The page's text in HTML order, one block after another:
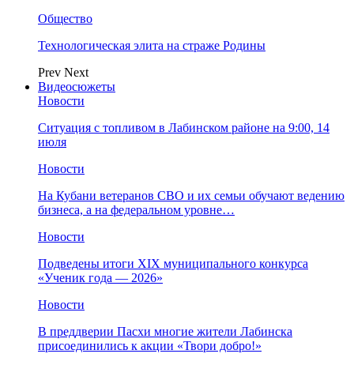
Общество
Технологическая элита на страже Родины
Prev Next
Видеосюжеты
Новости
Ситуация с топливом в Лабинском районе на 9:00, 14
июля
Новости
На Кубани ветеранов СВО и их семьи обучают ведению
бизнеса, а на федеральном уровне…
Новости
Подведены итоги XIX муниципального конкурса
«Ученик года — 2026»
Новости
В преддверии Пасхи многие жители Лабинска
присоединились к акции «Твори добро!»